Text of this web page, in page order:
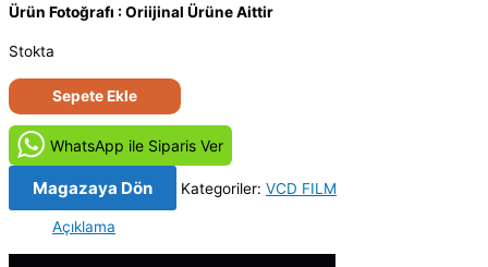
Ürün Fotoğrafı : Oriijinal Ürüne Aittir
Stokta
Çığlık
4
Scream
(2011)
Orijinal
VCD
Sepete Ekle
WhatsApp ile Siparis Ver
Magazaya Dön Kategoriler: VCD FILM
Açıklama